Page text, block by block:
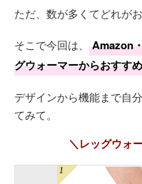
ただ、数が多くてどれが
そこで今回は、
Amazon
グウォーマーからおすす
デザインから機能まで自
てみて。
＼レッグウォ